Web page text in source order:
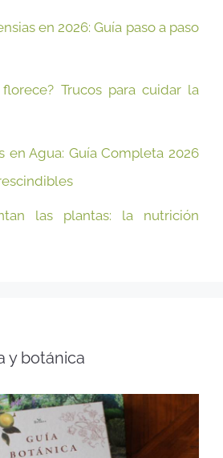
en 2026: Guía paso a paso
florece? Trucos para cuidar la
en Agua: Guía Completa 2026
las plantas: la nutrición
y botánica